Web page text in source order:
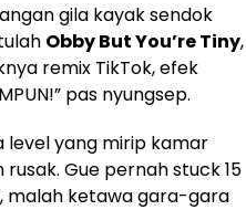
gila kayak sendok
Obby But You’re Tiny,
remix TikTok, efek
pas nyungsep.
level yang mirip kamar
Gue pernah stuck 15
malah ketawa gara-gara